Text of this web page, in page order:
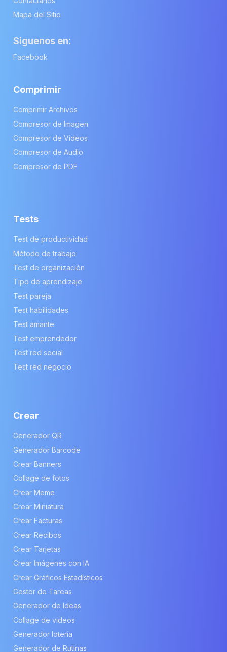
Mapa del Sitio
Siguenos en:
Facebook
Comprimir
Comprimir Archivos
Compresor de Imagen
Compresor de Videos
Compresor de Audio
Compresor de PDF
Tests
Test de productividad
Método de trabajo
Test de organización
Tipo de aprendizaje
Test pareja
Test habilidades
Test amante
Test emprendedor
Test red social
Test red negocio
Crear
Generador QR
Generador Barcode
Crear Banners
Collage de fotos
Crear Meme
Crear Miniatura
Crear Facturas
Crear Recibos
Crear Tarjetas
Crear Imágenes con IA
Crear Gráficos Estadísticos
Gestor de Tareas
Generador de Ideas
Collage de videos
Generador lotería
Generador de Rutinas